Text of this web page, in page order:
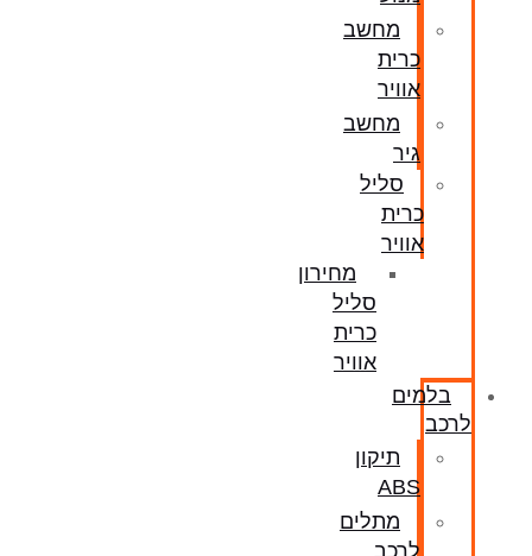
מחשב
כרית
אוויר
מחשב
גיר
סליל
כרית
אוויר
מחירון
סליל
כרית
אוויר
בלמים
לרכב
תיקון
ABS
מתלים
לרכב